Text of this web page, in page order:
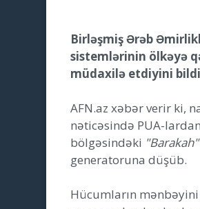
Birləşmiş Ərəb
sistemlərinin ölkəyə
müdaxilə etdiyini
AFN.az xəbər verir ki,
nəticəsində PUA-
bölgəsindəki "Barakah"
generatoruna düşüb.
Hücumların